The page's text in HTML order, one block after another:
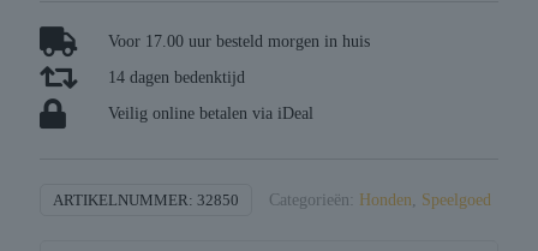
studded
aan
touw
aantal
Voor 17.00 uur besteld morgen in huis
14 dagen bedenktijd
Veilig online betalen via iDeal
ARTIKELNUMMER: 32850 Categorieën: Honden, Speelgoed